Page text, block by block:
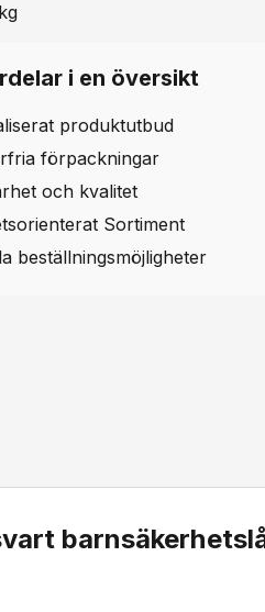
i en översikt
produktutbud
förpackningar
och kvalitet
Sortiment
beställningsmöjligheter